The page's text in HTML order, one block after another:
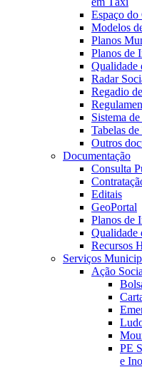
Espaço do
Modelos
Planos
Planos de
Qualidade
Radar
Regadio
Sistema
Tabelas
Outros
Documentação
Consulta
Editais
GeoPortal
Planos de
Qualidade
Recursos
Serviços
Ação
PE
e